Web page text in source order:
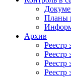
Планы
Архив
Реестр
Реестр
Реестр
Реестр